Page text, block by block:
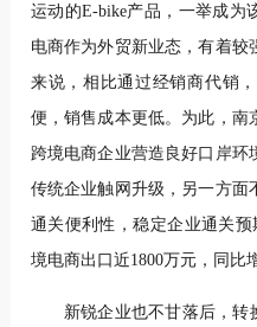
运动的E-bike产品，一举成为
电商作为外贸新业态，有着较
来说，相比通过经销商代销
便，销售成本更低。为此，南
跨境电商企业营造良好口岸环
传统企业触网升级，另一方面
通关便利性，稳定企业通关
境电商出口近1800万元，同比
新锐企业也不甘落后，转